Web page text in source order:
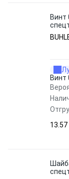
Винт
Винт
13.57